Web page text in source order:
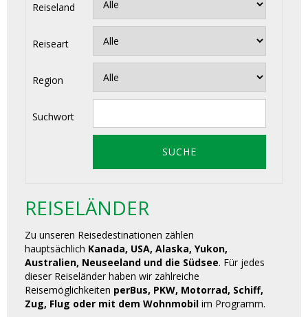
Reiseland
Reiseart
Region
Suchwort
REISELÄNDER
Zu unseren Reisedestinationen zählen
hauptsächlich Kanada, USA, Alaska, Yukon,
Australien, Neuseeland und die Südsee. Für jedes
dieser Reiseländer haben wir zahlreiche
Reisemöglichkeiten perBus, PKW, Motorrad, Schiff,
Zug, Flug oder mit dem Wohnmobil im Programm.